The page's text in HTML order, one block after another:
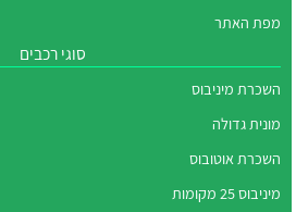
מפת האתר
סוגי רכבים
השכרת מיניבוס
מונית גדולה
השכרת אוטובוס
מיניבוס 25 מקומות